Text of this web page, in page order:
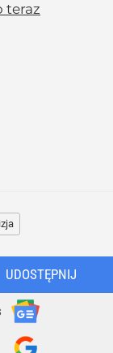
teraz
UDOSTĘPNIJ